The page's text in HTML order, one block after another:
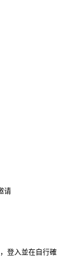
请
登入並在自行確